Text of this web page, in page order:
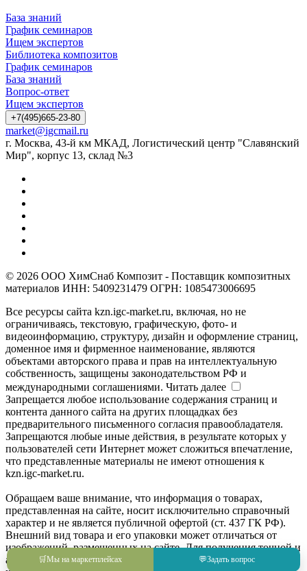
🛒Мы на маркетплейсах 💬Задать вопрос
База знаний
График семинаров
Ищем экспертов
Библиотека композитов
График семинаров
База знаний
Вопрос-ответ
Ищем экспертов
+7(495)665-23-80
market@igcmail.ru
г. Москва, 43-й км МКАД, Логистический центр "Славянский
Мир", корпус 13, склад №3
© 2026 ООО ХимСнаб Композит - Поставщик композитных
материалов ИНН: 5409231479 ОГРН: 1085473006695
Все ресурсы сайта kzn.igc-market.ru, включая, но не
ограничиваясь, текстовую, графическую, фото- и
видеоинформацию, структуру, дизайн и оформление страниц,
доменное имя и фирменное наименование, являются
объектами авторского права и прав на интеллектуальную
собственность, защищены законодательством РФ и
международными соглашениями. Читать далее
Запрещается любое использование содержания страниц и
контента данного сайта на других площадках без
предварительного письменного согласия правообладателя.
Запрещаются любые иные действия, в результате которых у
пользователей сети Интернет может сложиться впечатление,
что представленные материалы не имеют отношения к
kzn.igc-market.ru.
Обращаем ваше внимание, что информация о товарах,
представленная на сайте, носит исключительно справочный
характер и не является публичной офертой (ст. 437 ГК РФ).
Внешний вид товара и его упаковки может отличаться от
изображений, размещенных на сайте. Для получения точной и
актуальной информации о товаре, его характеристиках и